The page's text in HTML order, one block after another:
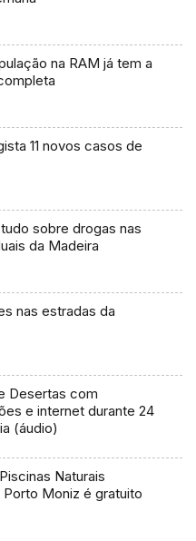
na RAM já tem a
11 novos casos de
sobre drogas nas
da Madeira
nas estradas da
Desertas com
e internet durante 24
(áudio)
Naturais
Porto Moniz é gratuito